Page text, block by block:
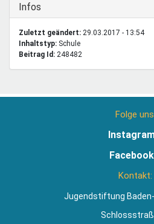
Ausblenden
Infos
Zuletzt geändert: 29.03.2017 - 13:54
Inhaltstyp:
schule
Beitrag Id: 248482
Folge
Facebook
Kontakt:
Jugendstiftung